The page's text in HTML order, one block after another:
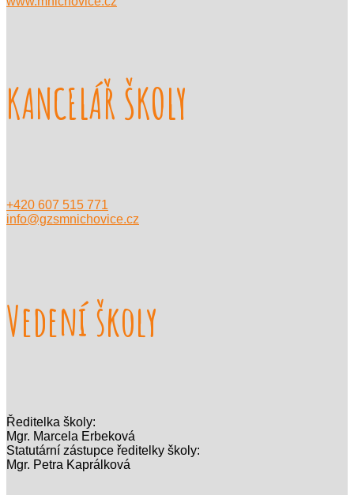
KANCELÁŘ ŠKOLY
+420 607 515 771
info@gzsmnichovice.cz
Vedení školy
Ředitelka školy:
Mgr. Marcela Erbeková
Statutární zástupce ředitelky školy:
Mgr. Petra Kaprálková